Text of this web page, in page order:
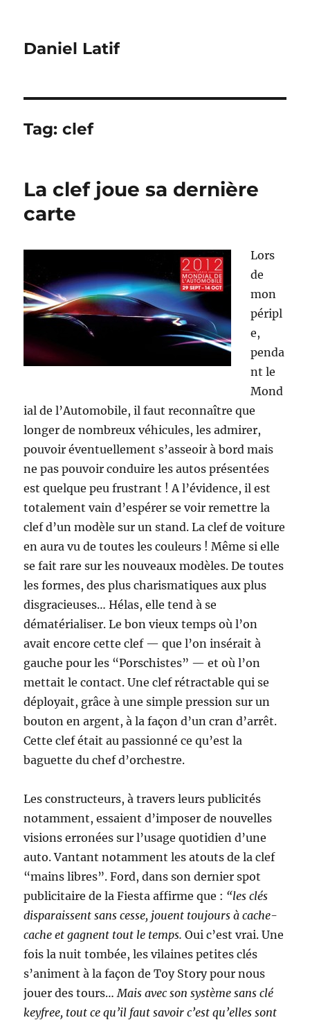
Daniel Latif
Tag:clef
La clef joue sa dernière
carte
Lors
de
mon
péripl
e,
penda
nt le
Mond
ial de l’Automobile, il faut reconnaître que
longer de nombreux véhicules, les admirer,
pouvoir éventuellement s’asseoir à bord mais
ne pas pouvoir conduire les autos présentées
est quelque peu frustrant ! A l’évidence, il est
totalement vain d’espérer se voir remettre la
clef d’un modèle sur un stand. La clef de voiture
en aura vu de toutes les couleurs ! Même si elle
se fait rare sur les nouveaux modèles. De toutes
les formes, des plus charismatiques aux plus
disgracieuses… Hélas, elle tend à se
dématérialiser. Le bon vieux temps où l’on
avait encore cette clef — que l’on insérait à
gauche pour les “Porschistes” — et où l’on
mettait le contact. Une clef rétractable qui se
déployait, grâce à une simple pression sur un
bouton en argent, à la façon d’un cran d’arrêt.
Cette clef était au passionné ce qu’est la
baguette du chef d’orchestre.
Les constructeurs, à travers leurs publicités
notamment, essaient d’imposer de nouvelles
visions erronées sur l’usage quotidien d’une
auto. Vantant notamment les atouts de la clef
“mains libres”. Ford, dans son dernier spot
publicitaire de la Fiesta affirme que : “les clés
disparaissent sans cesse, jouent toujours à cache-
cache et gagnent tout le temps. Oui c’est vrai. Une
fois la nuit tombée, les vilaines petites clés
s’animent à la façon de Toy Story pour nous
jouer des tours…Mais avec son système sans clé
keyfree, tout ce qu’il faut savoir c’est qu’elles sont